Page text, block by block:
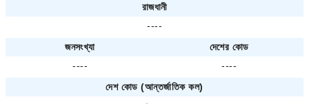
রাজধানী
----
জনসংখ্যা
দেশের কোড
----
----
দেশ কোড (আন্তর্জাতিক কল)